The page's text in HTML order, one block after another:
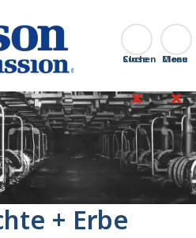
Suchen
Close
+ Erbe